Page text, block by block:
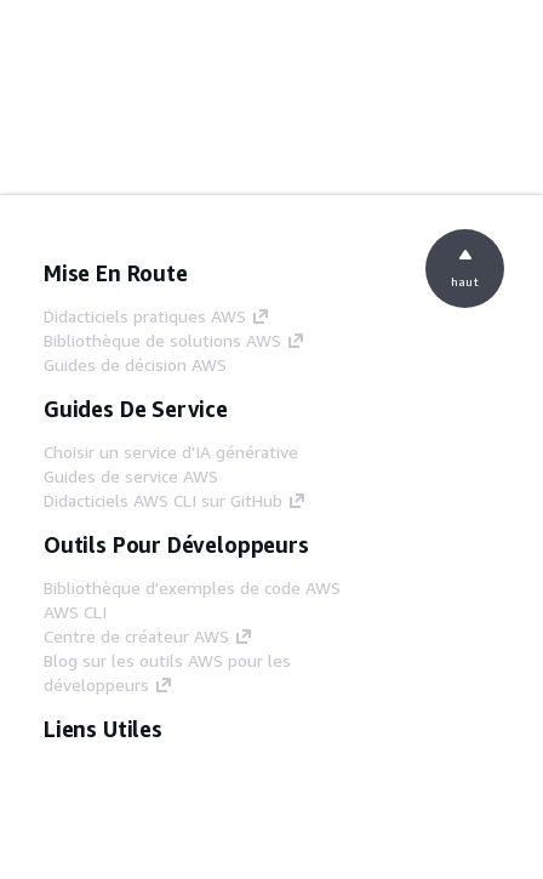
Mise En Route
Didacticiels pratiques AWS
Bibliothèque de solutions AWS
Guides de décision AWS
Guides De Service
Choisir un service d'IA générative
Guides de service AWS
Didacticiels AWS CLI sur GitHub
Outils Pour Développeurs
Bibliothèque d'exemples de code AWS
AWS CLI
Centre de créateur AWS
Blog sur les outils AWS pour les
développeurs
Liens Utiles
haut